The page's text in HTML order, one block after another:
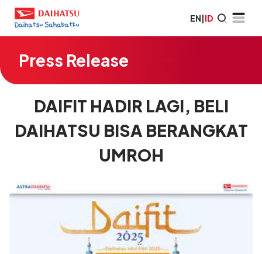
EN|ID
Press Release
DAIFIT HADIR LAGI, BELI
DAIHATSU BISA BERANGKAT
UMROH